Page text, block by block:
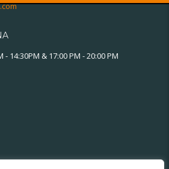
- 14:30PM & 17:00 PM - 20:00 PM